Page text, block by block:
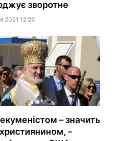
зворотне
2021 12:26
– значить
–